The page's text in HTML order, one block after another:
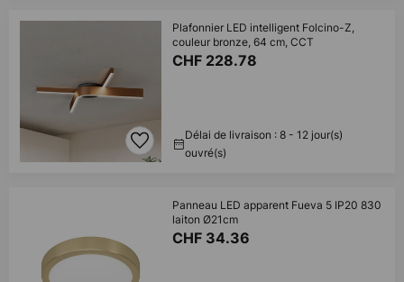
Plafonnier LED intelligent Folcino-Z,
couleur bronze, 64 cm, CCT
CHF 228.78
Délai de livraison : 8 - 12 jour(s)
ouvré(s)
Panneau LED apparent Fueva 5 IP20 830
laiton Ø21cm
CHF 34.36